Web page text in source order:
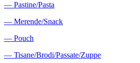
― Pastine/Pasta
― Merende/Snack
― Pouch
― Tisane/Brodi/Passate/Zuppe